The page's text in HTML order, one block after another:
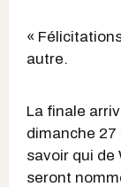
«
autre.
La finale
dimanche 27
savoir qui de
seront